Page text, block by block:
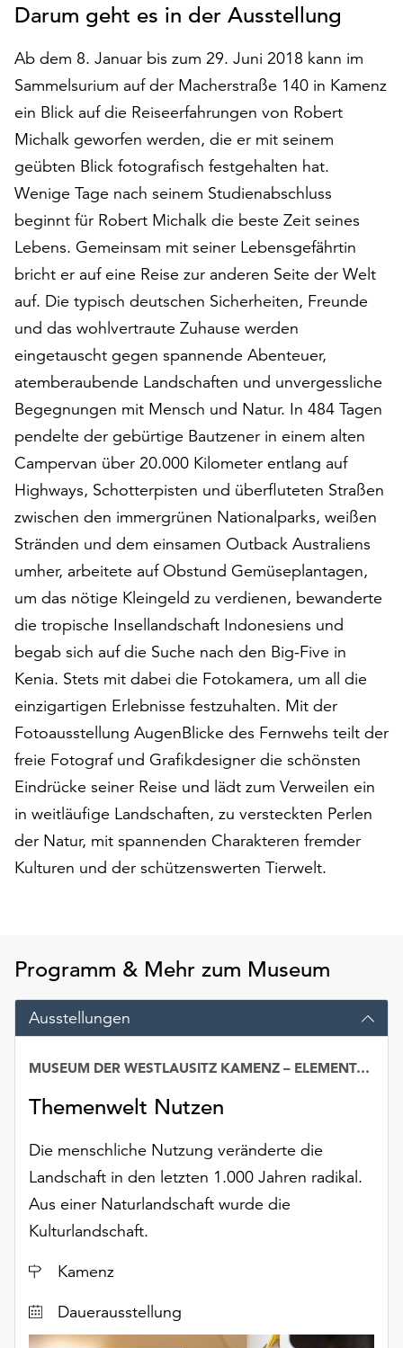
auf
akzeptieren“,
um
Cookies
zu
akzeptieren.
Sie
können
Ihr
Einverständnis
jederzeit
und
widerrufen.
Dafür
steht
Ihnen
am
Ende
der
Seite
die
Schaltfläche
„Cookie-
Einstellungen“
zur
Verfügung.
Funktionale
Cookies
werden
auch
ohne
Ihr
Einverständnis
weiterhin
ausgeführt.
Möchten
Sie
die
verwendeten
Sie
die
Einstellungen
über
Schaltfläche
Weitere
Informationen
finden
Sie
unserer
oder
Impressum
Darum geht es in der Ausstellung
Ab dem 8. Januar bis zum 29. Juni 2018 kann im
Sammelsurium auf der Macherstraße 140 in Kamenz
ein Blick auf die Reiseerfahrungen von Robert
Michalk geworfen werden, die er mit seinem
geübten Blick fotografisch festgehalten hat.
Wenige Tage nach seinem Studienabschluss
beginnt für Robert Michalk die beste Zeit seines
Lebens. Gemeinsam mit seiner Lebensgefährtin
bricht er auf eine Reise zur anderen Seite der Welt
auf. Die typisch deutschen Sicherheiten, Freunde
und das wohlvertraute Zuhause werden
eingetauscht gegen spannende Abenteuer,
atemberaubende Landschaften und unvergessliche
Begegnungen mit Mensch und Natur. In 484 Tagen
pendelte der gebürtige Bautzener in einem alten
Campervan über 20.000 Kilometer entlang auf
Highways, Schotterpisten und überfluteten Straßen
zwischen den immergrünen Nationalparks, weißen
Stränden und dem einsamen Outback Australiens
umher, arbeitete auf Obstund Gemüseplantagen,
um das nötige Kleingeld zu verdienen, bewanderte
die tropische Insellandschaft Indonesiens und
begab sich auf die Suche nach den Big-Five in
Kenia. Stets mit dabei die Fotokamera, um all die
einzigartigen Erlebnisse festzuhalten. Mit der
Fotoausstellung AugenBlicke des Fernwehs teilt der
freie Fotograf und Grafikdesigner die schönsten
Eindrücke seiner Reise und lädt zum Verweilen ein
in weitläufige Landschaften, zu versteckten Perlen
der Natur, mit spannenden Charakteren fremder
Kulturen und der schützenswerten Tierwelt.
Programm & Mehr zum Museum
Ausstellungen
Themenwelt Nutzen
MUSEUM DER WESTLAUSITZ KAMENZ – ELEMENTARIUM
Die menschliche Nutzung veränderte die
Landschaft in den letzten 1.000 Jahren radikal.
Aus einer Naturlandschaft wurde die
Kulturlandschaft.
Ort
Kamenz
Datum
Dauerausstellung